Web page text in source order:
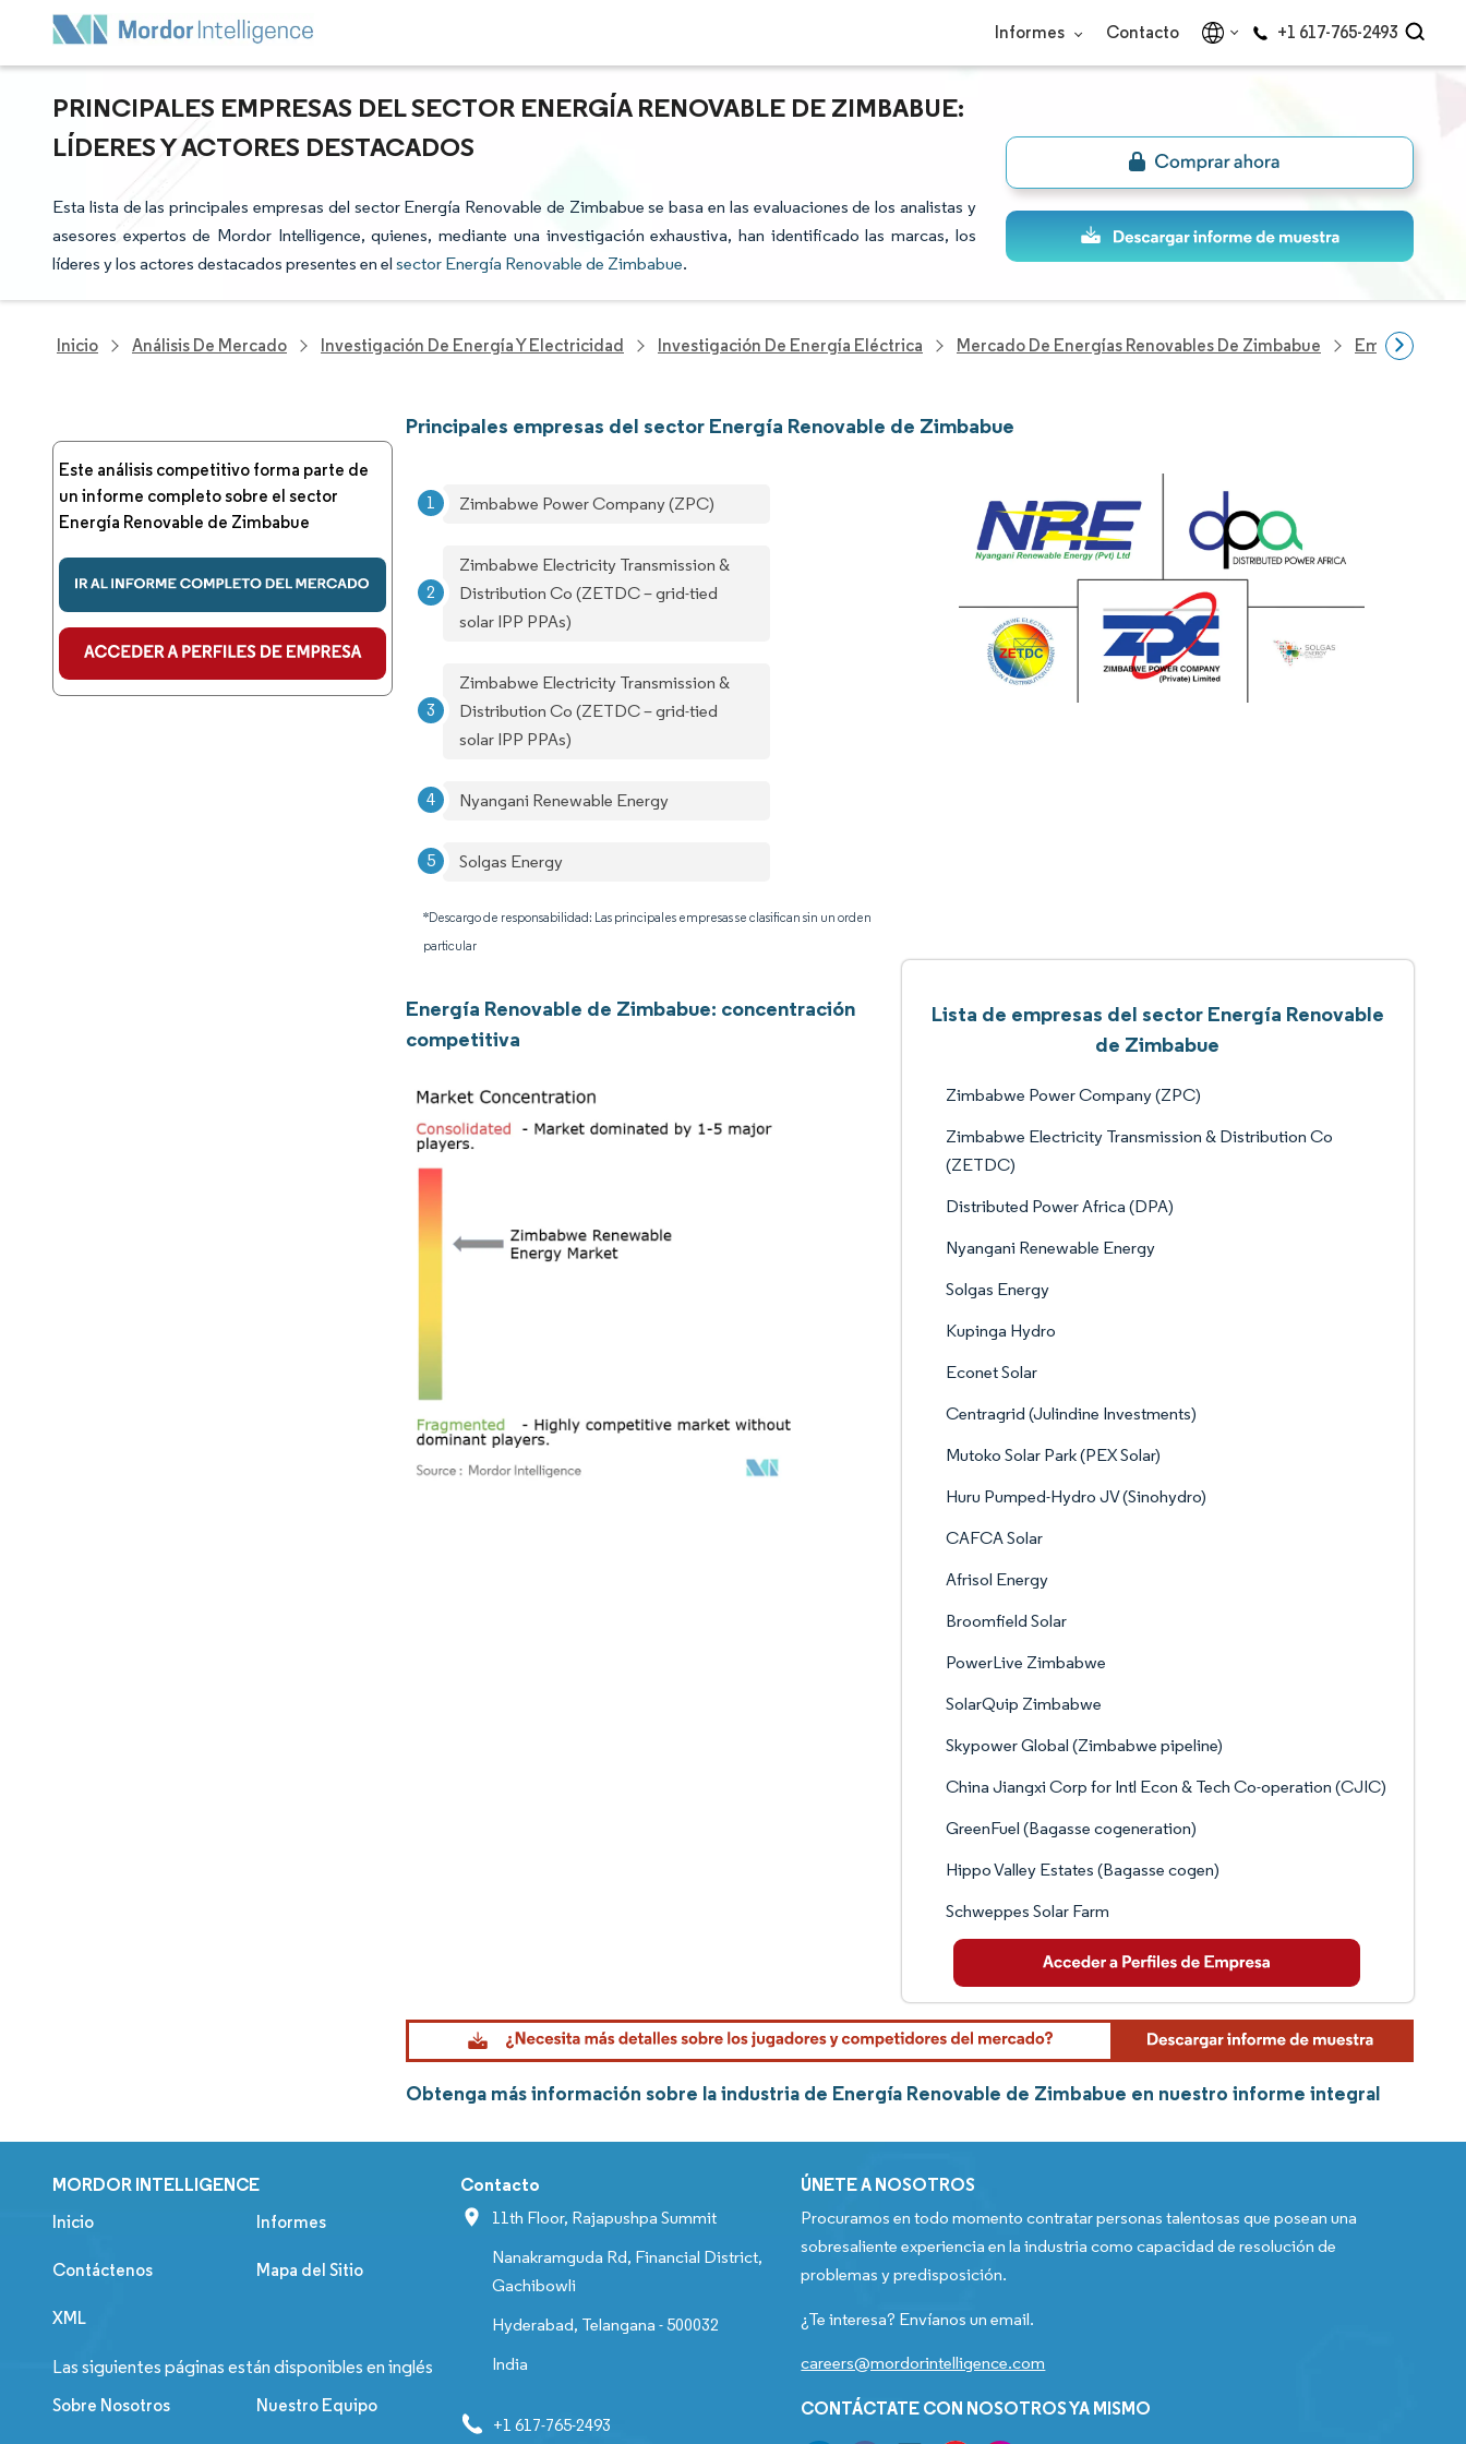
Informes Contacto +1 617-765-2493
PRINCIPALES EMPRESAS DEL SECTOR ENERGÍA RENOVABLE DE ZIMBABUE:
LÍDERES Y ACTORES DESTACADOS
Esta lista de las principales empresas del sector Energía Renovable de Zimbabue se basa en las evaluaciones de los analistas y
asesores expertos de Mordor Intelligence, quienes, mediante una investigación exhaustiva, han identificado las marcas, los
líderes y los actores destacados presentes en el sector Energía Renovable de Zimbabue.
Inicio Análisis De Mercado Investigación De Energía Y Electricidad Investigación De Energía Eléctrica Mercado De Energías Renovables De Zimbabue Empresas
Este análisis competitivo forma parte de
un informe completo sobre el sector
Energía Renovable de Zimbabue
Principales empresas del sector Energía Renovable de Zimbabue
Zimbabwe Power Company (ZPC)
Zimbabwe Electricity Transmission &
Distribution Co (ZETDC – grid-tied
solar IPP PPAs)
Zimbabwe Electricity Transmission &
Distribution Co (ZETDC – grid-tied
solar IPP PPAs)
Nyangani Renewable Energy
Solgas Energy
*Descargo de responsabilidad: Las principales empresas se clasifican sin un orden
particular
Energía Renovable de Zimbabue: concentración
competitiva
Lista de empresas del sector Energía Renovable
de Zimbabue
Zimbabwe Power Company (ZPC)
Zimbabwe Electricity Transmission & Distribution Co
(ZETDC)
Distributed Power Africa (DPA)
Nyangani Renewable Energy
Solgas Energy
Kupinga Hydro
Econet Solar
Centragrid (Julindine Investments)
Mutoko Solar Park (PEX Solar)
Huru Pumped-Hydro JV (Sinohydro)
CAFCA Solar
Afrisol Energy
Broomfield Solar
PowerLive Zimbabwe
SolarQuip Zimbabwe
Skypower Global (Zimbabwe pipeline)
China Jiangxi Corp for Intl Econ & Tech Co-operation (CJIC)
GreenFuel (Bagasse cogeneration)
Hippo Valley Estates (Bagasse cogen)
Schweppes Solar Farm
Obtenga más información sobre la industria de Energía Renovable de Zimbabue en nuestro informe integral
MORDOR INTELLIGENCE
Inicio Informes
Contáctenos Mapa del Sitio
XML
Las siguientes páginas están disponibles en inglés
Sobre Nosotros Nuestro Equipo
Contacto
11th Floor, Rajapushpa Summit
Nanakramguda Rd, Financial District,
Gachibowli
Hyderabad, Telangana - 500032
India
+1 617-765-2493
ÚNETE A NOSOTROS
Procuramos en todo momento contratar personas talentosas que posean una
sobresaliente experiencia en la industria como capacidad de resolución de
problemas y predisposición.
¿Te interesa? Envíanos un email.
careers@mordorintelligence.com
CONTÁCTATE CON NOSOTROS YA MISMO